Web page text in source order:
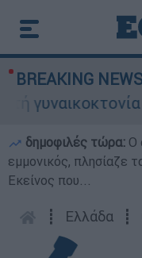
BREAKING
δημοφιλές τώρα: O
εμμονικός, πλησίαζε
Εκείνος που...
┋ Ελλάδα ┋